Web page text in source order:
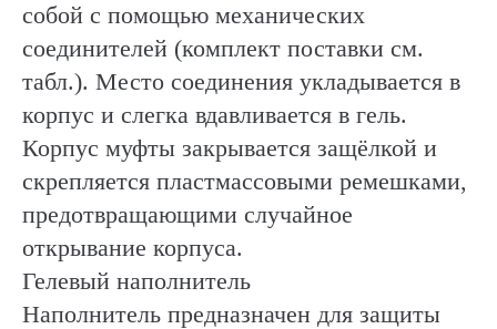
собой с помощью механических
соединителей (комплект поставки см.
табл.). Место соединения укладывается в
корпус и слегка вдавливается в гель.
Корпус муфты закрывается защёлкой и
скрепляется пластмассовыми ремешками,
предотвращающими случайное
открывание корпуса.
Гелевый наполнитель
Наполнитель предназначен для защиты